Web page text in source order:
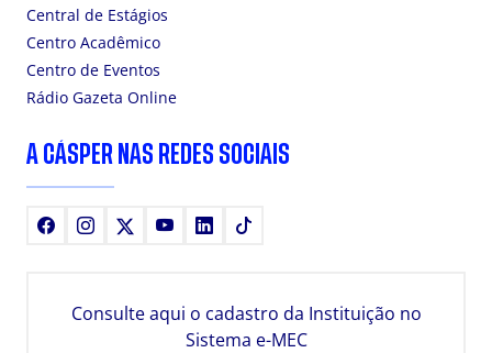
Central de Estágios
Centro Acadêmico
Centro de Eventos
Rádio Gazeta Online
A CÁSPER NAS REDES SOCIAIS
FacebookInstagram YoutubeLinkedIn
Consulte aqui o cadastro da Instituição no
Sistema e-MEC